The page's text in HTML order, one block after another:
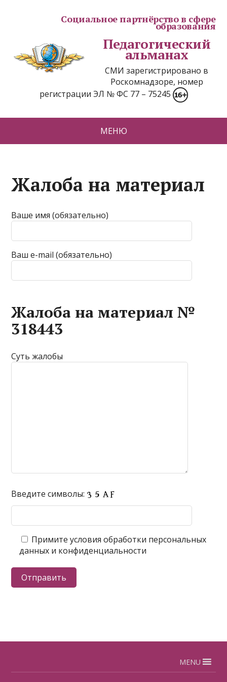
Социальное партнёрство в сфере
образования
Педагогический
альманах
СМИ зарегистрировано в
Роскомнадзоре, номер
регистрации ЭЛ № ФС 77 – 75245
МЕНЮ
Жалоба на материал
Ваше имя (обязательно)
Ваш e-mail (обязательно)
Жалоба на материал №
318443
Суть жалобы
Введите символы:
Примите условия обработки персональных
данных и конфиденциальности
MENU